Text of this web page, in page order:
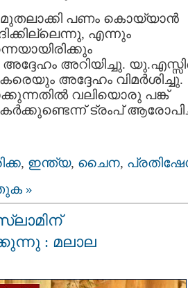
പണം കൊയ്യാന്‍
എന്നും
അറിയിച്ചു.
അദ്ദേഹം വിമര്‍ശിച്ചു.
വലിയൊരു പങ്ക്
ട്രംപ്
, ഇന്ത്യ, ചൈന,
»
: മലാല